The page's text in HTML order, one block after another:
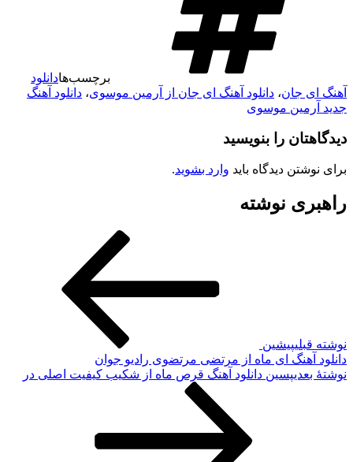
برچسب‌هادانلود
آهنگ ای جان، دانلود آهنگ ای جان از آرمین موسوی، دانلود آهنگ
جدید آرمین موسوی
دیدگاهتان را بنویسید
برای نوشتن دیدگاه باید وارد بشوید.
راهبری نوشته
نوشته قبلیپیشین
دانلود آهنگ ای ماه از مرتضی مرتضوی رادیو جوان
نوشته‌ٔ بعدیپسین دانلود آهنگ قرص ماه از شکیب کیفیت اصلی در